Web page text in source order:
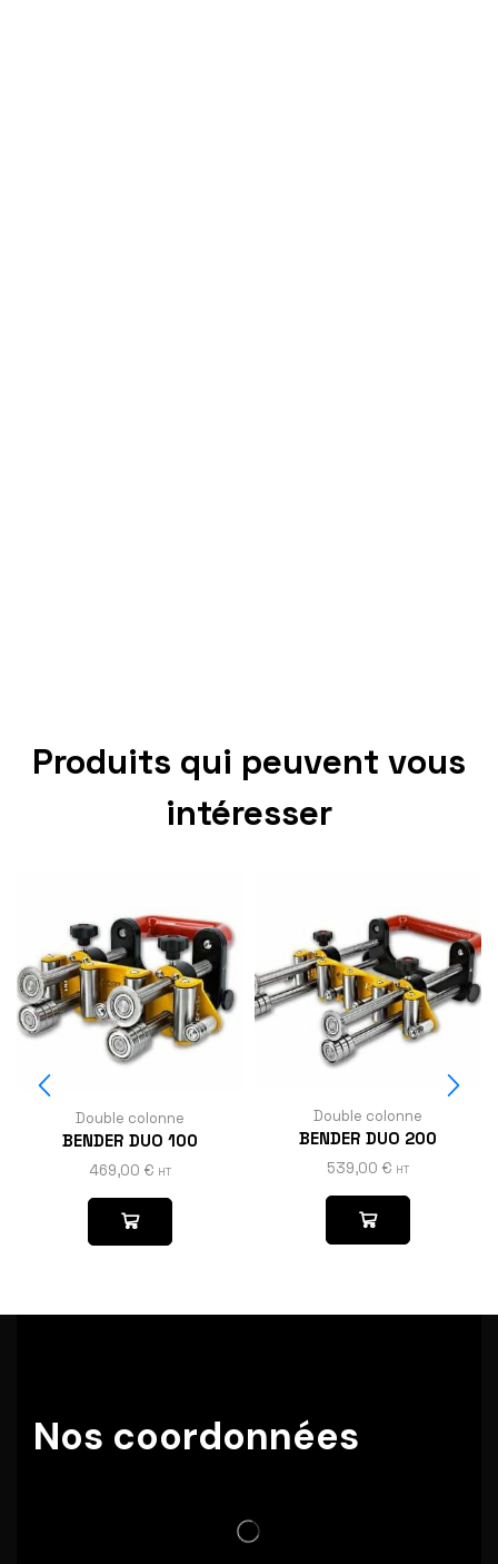
Produits qui peuvent vous
intéresser
Double colonne
BENDER DUO 100
469,00 € HT
Double colonne
BENDER DUO 200
539,00 € HT
Nos coordonnées